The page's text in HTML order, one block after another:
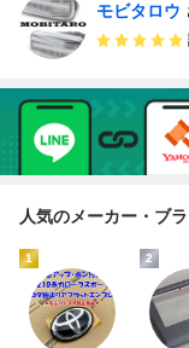
モビタロウ
人気のメーカー・ブ
1 2